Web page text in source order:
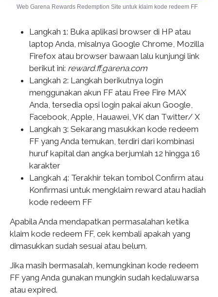
Web Garena Rewards Redemption Site untuk klaim kode redeem FF
Langkah 1: Buka aplikasi browser di HP atau
laptop Anda, misalnya Google Chrome, Mozilla
Firefox atau browser bawaan lalu kunjungi link
berikut ini: reward.ff.garena.com
Langkah 2: Langkah berikutnya login
menggunakan akun FF atau Free Fire MAX
Anda, tersedia opsi login pakai akun Google,
Facebook, Apple, Hauawei, VK dan Twitter/ X
Langkah 3: Sekarang masukkan kode redeem
FF yang Anda temukan, terdiri dari kombinasi
huruf kapital dan angka berjumlah 12 hingga 16
karakter
Langkah 4: Terakhir tekan tombol Confirm atau
Konfirmasi untuk mengklaim reward atau hadiah
kode redeem FF
Apabila Anda mendapatkan permasalahan ketika
klaim kode redeem FF, cek kembali apakah yang
dimasukkan sudah sesuai atau belum.
Jika masih bermasalah, kemungkinan kode redeem
FF yang Anda gunakan mungkin sudah kedaluwarsa
atau expired.